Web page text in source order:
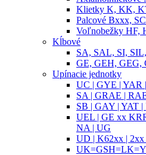
Klietky K, KK,
Palcové Bxxx,
Voľnobežky HF,
Kĺbové
SA, SAL, SI,
GE, GEH, GEG,
Upínacie jednotky
UC | GYE | YAR
SA | GRAE |
SB | GAY | YAT |
UEL | GE xx
NA | UG
UD | K62xx | 2xx